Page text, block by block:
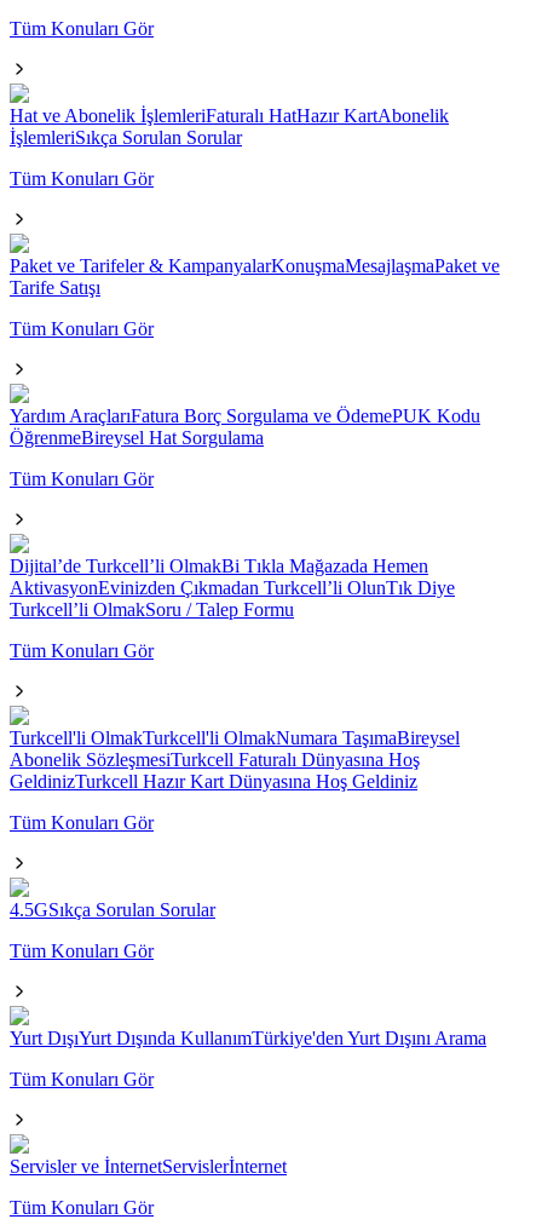
Tüm Konuları Gör
Hat ve Abonelik İşlemleriFaturalı HatHazır KartAbonelik
İşlemleriSıkça Sorulan Sorular
Tüm Konuları Gör
Paket ve Tarifeler & KampanyalarKonuşmaMesajlaşmaPaket ve
Tarife Satışı
Tüm Konuları Gör
Yardım AraçlarıFatura Borç Sorgulama ve ÖdemePUK Kodu
ÖğrenmeBireysel Hat Sorgulama
Tüm Konuları Gör
Dijital’de Turkcell’li OlmakBi Tıkla Mağazada Hemen
AktivasyonEvinizden Çıkmadan Turkcell’li OlunTık Diye
Turkcell’li OlmakSoru / Talep Formu
Tüm Konuları Gör
Turkcell'li OlmakTurkcell'li OlmakNumara TaşımaBireysel
Abonelik SözleşmesiTurkcell Faturalı Dünyasına Hoş
GeldinizTurkcell Hazır Kart Dünyasına Hoş Geldiniz
Tüm Konuları Gör
4.5GSıkça Sorulan Sorular
Tüm Konuları Gör
Yurt DışıYurt Dışında KullanımTürkiye'den Yurt Dışını Arama
Tüm Konuları Gör
Servisler ve İnternetServislerİnternet
Tüm Konuları Gör